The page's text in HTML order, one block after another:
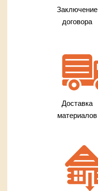
Заключение
договора
Доставка
материалов